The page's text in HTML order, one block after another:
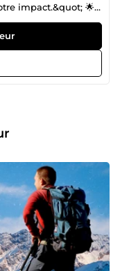
impact.&quot; 🌟
Vous êtes
de TPE ?
il ne suffit pas
Fort de
en montage
(Suite Adobe,
: 🎨 IMAGE :
de visuels
Canva pour une
du rythme, du
Premiere Pro,
une rigueur
vous fournir des